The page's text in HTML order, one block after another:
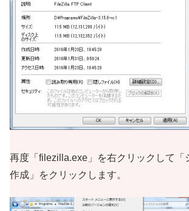
再度「filezilla.exe」を右クリックして「
作成」をクリックします。